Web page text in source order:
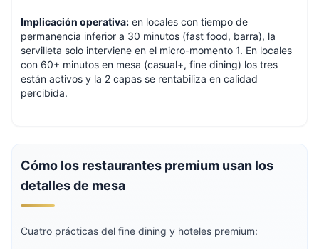
Implicación operativa: en locales con tiempo de
permanencia inferior a 30 minutos (fast food, barra), la
servilleta solo interviene en el micro-momento 1. En locales
con 60+ minutos en mesa (casual+, fine dining) los tres
están activos y la 2 capas se rentabiliza en calidad
percibida.
Cómo los restaurantes premium usan los
detalles de mesa
Cuatro prácticas del fine dining y hoteles premium: